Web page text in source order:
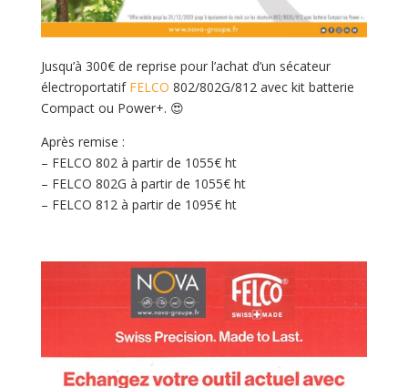
Jusqu’à 300€ de reprise pour l’achat d’un sécateur
électroportatif FELCO 802/802G/812 avec kit batterie
Compact ou Power+. 😍
Après remise :
– FELCO 802 à partir de 1055€ ht
– FELCO 802G à partir de 1055€ ht
– FELCO 812 à partir de 1095€ ht